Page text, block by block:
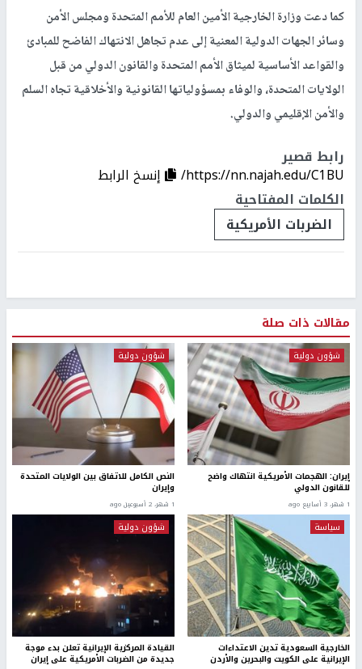
كما دعت وزارة الخارجية الأمين العام للأمم المتحدة ومجلس الأمن
وسائر الجهات الدولية المعنية إلى عدم تجاهل الانتهاك الفاضح للمبادئ
والقواعد الأساسية لميثاق الأمم المتحدة والقانون الدولي من قبل
الولايات المتحدة، والوفاء بمسؤولياتها القانونية والأخلاقية تجاه السلم
والأمن الإقليمي والدولي.
رابط قصير
https://nn.najah.edu/C1BU/
إنسخ الرابط
الكلمات المفتاحية
الضربات الأمريكية
مقالات ذات صلة
شؤون دولية
إيران: الهجمات الأمريكية انتهاك واضح
للقانون الدولي
1 شهر، 3 أسابيع ago
شؤون دولية
النص الكامل للاتفاق بين الولايات المتحدة
وإيران
1 شهر، 2 أسبوعين ago
سياسة
الخارجية السعودية تدين الاعتداءات
الإيرانية على الكويت والبحرين والأردن
شؤون دولية
القيادة المركزية الإيرانية تعلن بدء موجة
جديدة من الضربات الأمريكية على إيران